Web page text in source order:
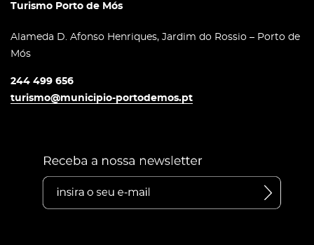
Turismo Porto de Mós
Alameda D. Afonso Henriques, Jardim do Rossio – Porto de
Mós
244 499 656
turismo@municipio-portodemos.pt